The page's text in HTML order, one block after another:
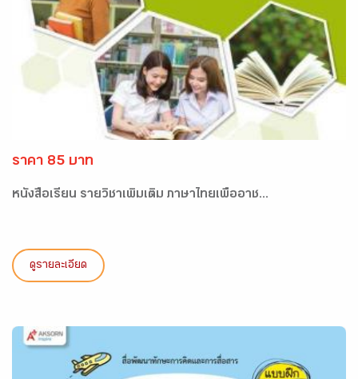
ราคา 85 บาท
หนังสือเรียน รายวิชาเพิ่มเติม ภาษาไทยเพื่ออาช...
ดูรายละเอียด